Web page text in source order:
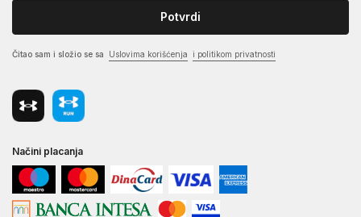
Potvrdi
Čitao sam i složio se sa Uslovima korišćenja i politikom privatnosti
Načini placanja